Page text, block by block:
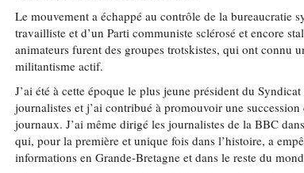
Le mouvement a échappé au contrôle de la bureaucratie
travailliste et d’un Parti communiste sclérosé et encore
animateurs furent des groupes trotskistes, qui ont connu
militantisme actif.
J’ai été à cette époque le plus jeune président du
journalistes et j’ai contribué à promouvoir une succession
journaux. J’ai même dirigé les journalistes de la BBC
qui, pour la première et unique fois dans l’histoire, a
informations en Grande-Bretagne et dans le reste du